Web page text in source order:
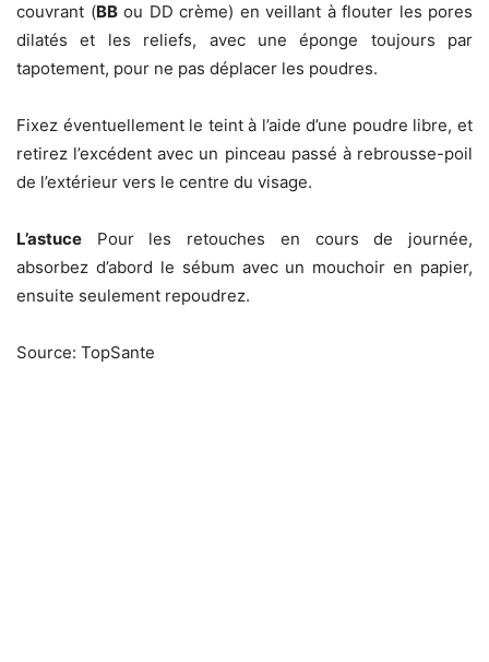
couvrant (BBou DD crème) en veillant à flouter les pores
dilatés et les reliefs, avec une éponge toujours par
tapotement, pour ne pas déplacer les poudres.
Fixez éventuellement le teint à l’aide d’une poudre libre, et
retirez l’excédent avec un pinceau passé à rebrousse-poil
de l’extérieur vers le centre du visage.
L’astuce Pour les retouches en cours de journée,
absorbez d’abord le sébum avec un mouchoir en papier,
ensuite seulement repoudrez.
Source: TopSante